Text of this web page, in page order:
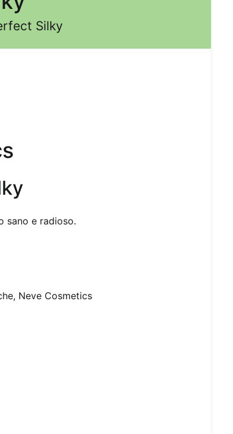
Silky
sano e radioso.
, Neve Cosmetics